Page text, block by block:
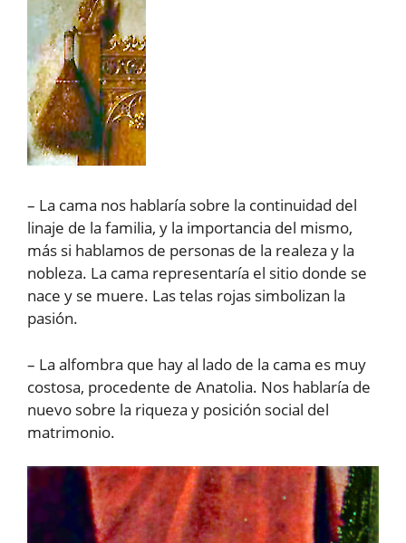
– La cama nos hablaría sobre la continuidad del
linaje de la familia, y la importancia del mismo,
más si hablamos de personas de la realeza y la
nobleza. La cama representaría el sitio donde se
nace y se muere. Las telas rojas simbolizan la
pasión.
– La alfombra que hay al lado de la cama es muy
costosa, procedente de Anatolia. Nos hablaría de
nuevo sobre la riqueza y posición social del
matrimonio.